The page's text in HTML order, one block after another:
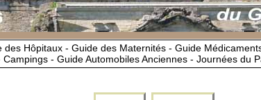
Hôpitaux - Guide des Maternités - Guide
- Guide Automobiles Anciennes - Journées du